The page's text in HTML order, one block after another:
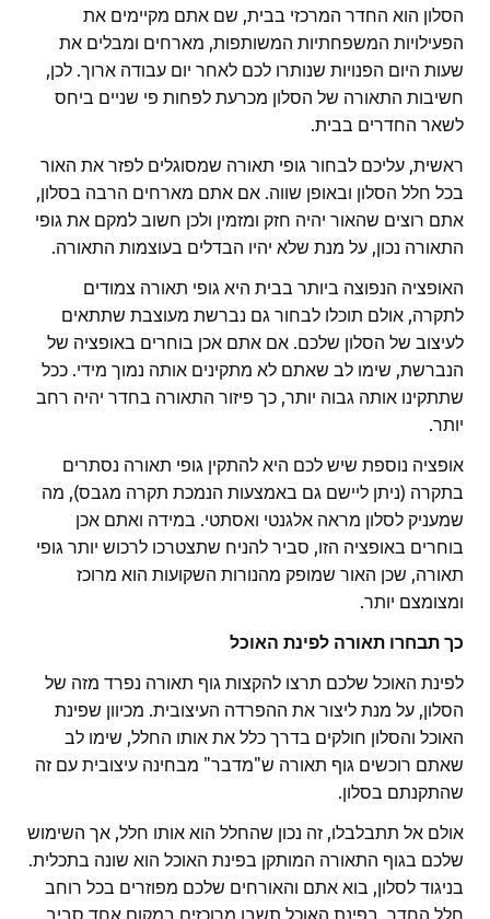
הסלון הוא החדר המרכזי בבית, שם אתם מקיימים את
הפעילויות המשפחתיות המשותפות, מארחים ומבלים את
שעות היום הפנויות שנותרו לכם לאחר יום עבודה ארוך. לכן,
חשיבות התאורה של הסלון מכרעת לפחות פי שניים ביחס
לשאר החדרים בבית.
ראשית, עליכם לבחור גופי תאורה שמסוגלים לפזר את האור
בכל חלל הסלון ובאופן שווה. אם אתם מארחים הרבה בסלון,
אתם רוצים שהאור יהיה חזק ומזמין ולכן חשוב למקם את גופי
התאורה נכון, על מנת שלא יהיו הבדלים בעוצמות התאורה.
האופציה הנפוצה ביותר בבית היא גופי תאורה צמודים
לתקרה, אולם תוכלו לבחור גם נברשת מעוצבת שתתאים
לעיצוב של הסלון שלכם. אם אתם אכן בוחרים באופציה של
הנברשת, שימו לב שאתם לא מתקינים אותה נמוך מידי. ככל
שתתקינו אותה גבוה יותר, כך פיזור התאורה בחדר יהיה רחב
יותר.
אופציה נוספת שיש לכם היא להתקין גופי תאורה נסתרים
בתקרה (ניתן ליישם גם באמצעות הנמכת תקרה מגבס), מה
שמעניק לסלון מראה אלגנטי ואסתטי. במידה ואתם אכן
בוחרים באופציה הזו, סביר להניח שתצטרכו לרכוש יותר גופי
תאורה, שכן האור שמופק מהנורות השקועות הוא מרוכז
ומצומצם יותר.
כך תבחרו תאורה לפינת האוכל
לפינת האוכל שלכם תרצו להקצות גוף תאורה נפרד מזה של
הסלון, על מנת ליצור את ההפרדה העיצובית. מכיוון שפינת
האוכל והסלון חולקים בדרך כלל את אותו החלל, שימו לב
שאתם רוכשים גוף תאורה ש"מדבר" מבחינה עיצובית עם זה
שהתקנתם בסלון.
אולם אל תתבלבלו, זה נכון שהחלל הוא אותו חלל, אך השימוש
שלכם בגוף התאורה המותקן בפינת האוכל הוא שונה בתכלית.
בניגוד לסלון, בוא אתם והאורחים שלכם מפוזרים בכל רוחב
חלל החדר, בפינת האוכל תשבו מרוכזים במקום אחד סביב